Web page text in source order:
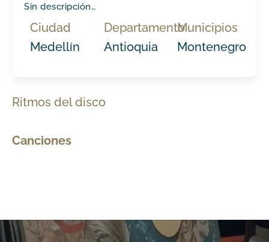
Sin descripción…
Ciudad
Medellín
Departamento
Antioquia
Municipios
Montenegro
Ritmos del disco
Canciones